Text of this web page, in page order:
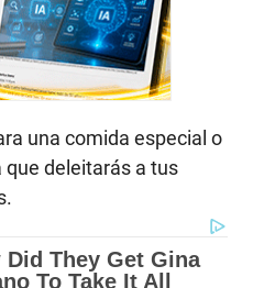
una comida especial o
deleitarás a tus